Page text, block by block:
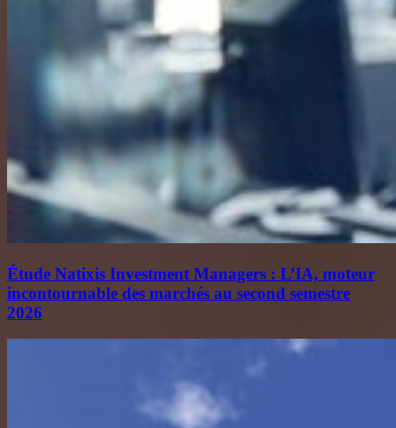
Étude Natixis Investment Managers : L’IA, moteur
incontournable des marchés au second semestre
2026